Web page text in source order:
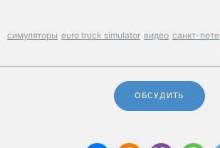
симуляторы euro truck simulator видео санкт-
ОБСУДИТЬ